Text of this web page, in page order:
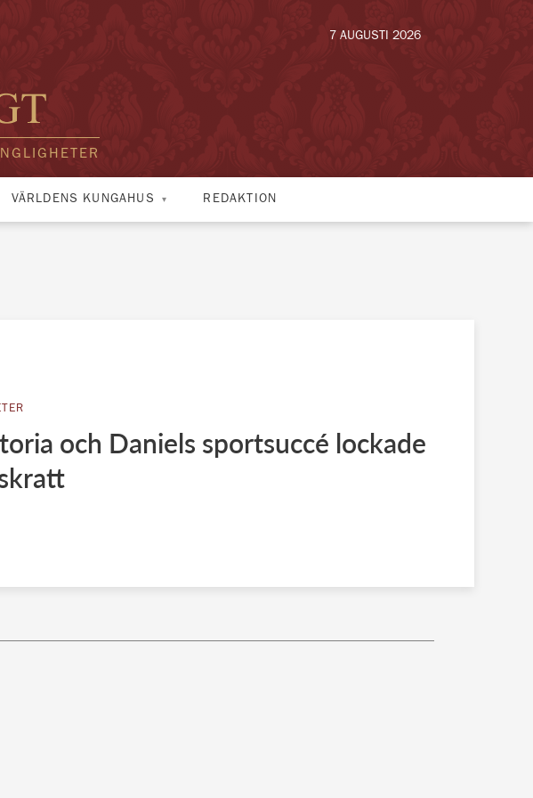
7 AUGUSTI 2026
VÄRLDENS KUNGAHUS REDAKTION
och Daniels sportsuccé lockade